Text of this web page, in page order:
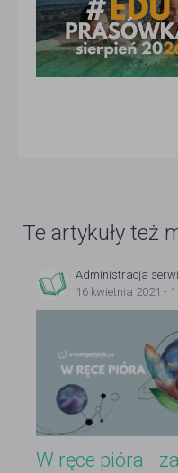
Te artykuły też
Administracja
16 kwietnia 2021 -
W ręce pióra -